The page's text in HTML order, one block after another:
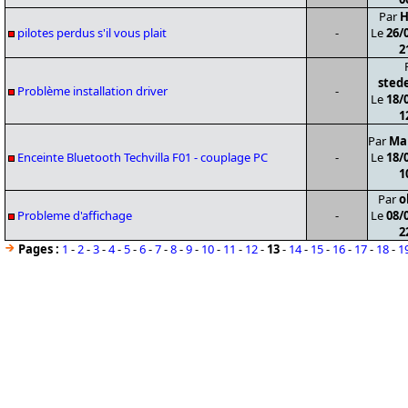
pilotes perdus s'il vous plait -
Par
Le26/
Problème installation driver -
Le 18/
Enceinte Bluetooth Techvilla F01 - couplage PC -
Par
Le 18/
Probleme d'affichage -
Par
Le08/
Pages : 1 -2-3-4-5-6-7-8-9- 10- 11 - 12- 13- 14- 15- 16- 17- 18-